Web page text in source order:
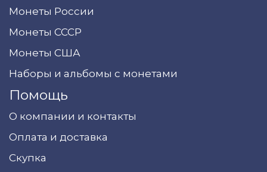
Монеты России
Монеты СССР
Монеты США
Наборы и альбомы с монетами
Помощь
О компании и контакты
Оплата и доставка
Скупка